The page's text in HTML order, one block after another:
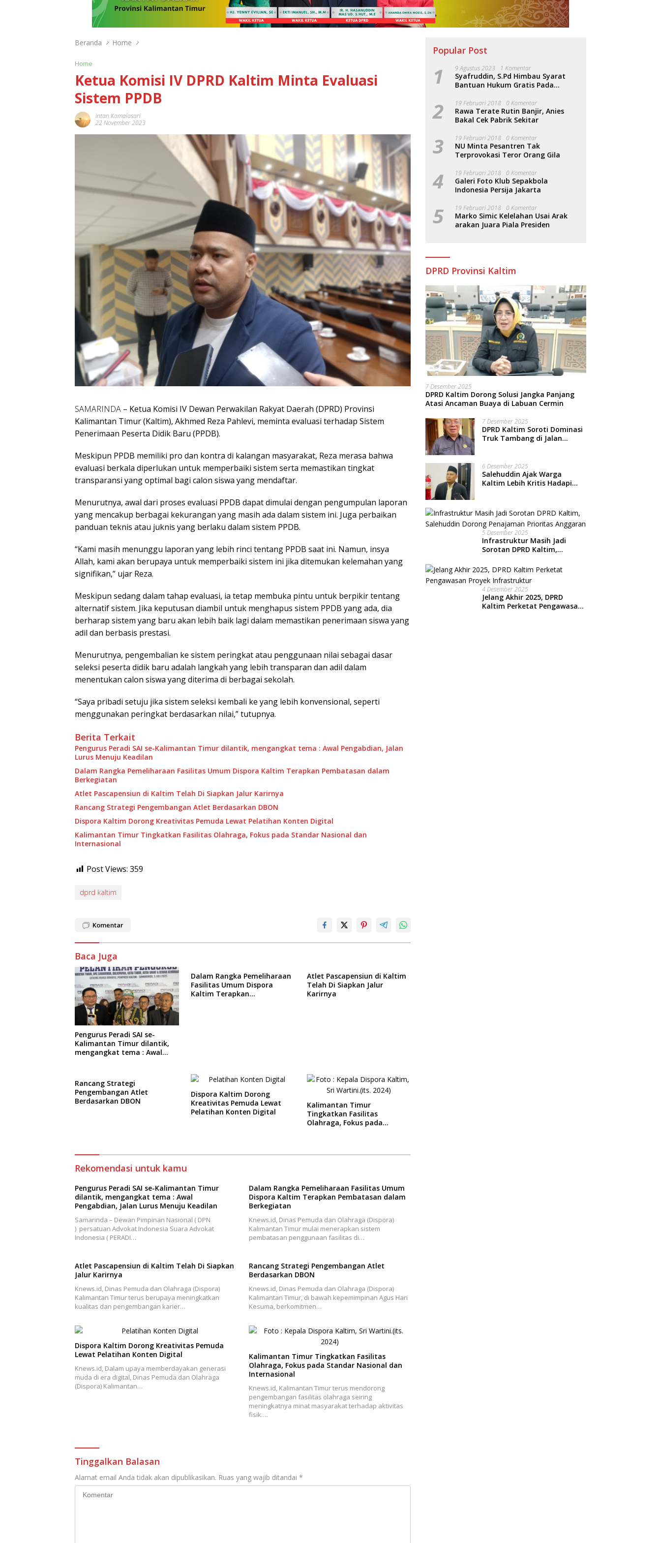
Beranda Home
Home
Ketua Komisi IV DPRD Kaltim Minta Evaluasi
Sistem PPDB
Intan Komalasari
22 November 2023
SAMARINDA – Ketua Komisi IV Dewan Perwakilan Rakyat Daerah (DPRD) Provinsi
Kalimantan Timur (Kaltim), Akhmed Reza Pahlevi, meminta evaluasi terhadap Sistem
Penerimaan Peserta Didik Baru (PPDB).
Meskipun PPDB memiliki pro dan kontra di kalangan masyarakat, Reza merasa bahwa
evaluasi berkala diperlukan untuk memperbaiki sistem serta memastikan tingkat
transparansi yang optimal bagi calon siswa yang mendaftar.
Menurutnya, awal dari proses evaluasi PPDB dapat dimulai dengan pengumpulan laporan
yang mencakup berbagai kekurangan yang masih ada dalam sistem ini. Juga perbaikan
panduan teknis atau juknis yang berlaku dalam sistem PPDB.
“Kami masih menunggu laporan yang lebih rinci tentang PPDB saat ini. Namun, insya
Allah, kami akan berupaya untuk memperbaiki sistem ini jika ditemukan kelemahan yang
signifikan,” ujar Reza.
Meskipun sedang dalam tahap evaluasi, ia tetap membuka pintu untuk berpikir tentang
alternatif sistem. Jika keputusan diambil untuk menghapus sistem PPDB yang ada, dia
berharap sistem yang baru akan lebih baik lagi dalam memastikan penerimaan siswa yang
adil dan berbasis prestasi.
Menurutnya, pengembalian ke sistem peringkat atau penggunaan nilai sebagai dasar
seleksi peserta didik baru adalah langkah yang lebih transparan dan adil dalam
menentukan calon siswa yang diterima di berbagai sekolah.
“Saya pribadi setuju jika sistem seleksi kembali ke yang lebih konvensional, seperti
menggunakan peringkat berdasarkan nilai,” tutupnya.
Berita Terkait
Pengurus Peradi SAI se-Kalimantan Timur dilantik, mengangkat tema : Awal Pengabdian, Jalan
Lurus Menuju Keadilan
Dalam Rangka Pemeliharaan Fasilitas Umum Dispora Kaltim Terapkan Pembatasan dalam
Berkegiatan
Atlet Pascapensiun di Kaltim Telah Di Siapkan Jalur Karirnya
Rancang Strategi Pengembangan Atlet Berdasarkan DBON
Dispora Kaltim Dorong Kreativitas Pemuda Lewat Pelatihan Konten Digital
Kalimantan Timur Tingkatkan Fasilitas Olahraga, Fokus pada Standar Nasional dan
Internasional
Post Views: 359
dprd kaltim
Komentar
Baca Juga
Pengurus Peradi SAI se-
Kalimantan Timur dilantik,
mengangkat tema : Awal
Dalam Rangka Pemeliharaan
Fasilitas Umum Dispora
Kaltim Terapkan
Atlet Pascapensiun di Kaltim
Telah Di Siapkan Jalur
Karirnya
Rancang Strategi
Pengembangan Atlet
Berdasarkan DBON
Dispora Kaltim Dorong
Kreativitas Pemuda Lewat
Pelatihan Konten Digital
Kalimantan Timur
Tingkatkan Fasilitas
Olahraga, Fokus pada
Rekomendasi untuk kamu
Pengurus Peradi SAI se-Kalimantan Timur
dilantik, mengangkat tema : Awal
Pengabdian, Jalan Lurus Menuju Keadilan
Samarinda – Dewan Pimpinan Nasional ( DPN
) persatuan Advokat Indonesia Suara Advokat
Indonesia ( PERADI…
Dalam Rangka Pemeliharaan Fasilitas Umum
Dispora Kaltim Terapkan Pembatasan dalam
Berkegiatan
Knews.id, Dinas Pemuda dan Olahraga (Dispora)
Kalimantan Timur mulai menerapkan sistem
pembatasan penggunaan fasilitas di…
Atlet Pascapensiun di Kaltim Telah Di Siapkan
Jalur Karirnya
Knews.id, Dinas Pemuda dan Olahraga (Dispora)
Kalimantan Timur terus berupaya meningkatkan
kualitas dan pengembangan karier…
Rancang Strategi Pengembangan Atlet
Berdasarkan DBON
Knews.id, Dinas Pemuda dan Olahraga (Dispora)
Kalimantan Timur, di bawah kepemimpinan Agus Hari
Kesuma, berkomitmen…
Dispora Kaltim Dorong Kreativitas Pemuda
Lewat Pelatihan Konten Digital
Knews.id, Dalam upaya memberdayakan generasi
muda di era digital, Dinas Pemuda dan Olahraga
(Dispora) Kalimantan…
Kalimantan Timur Tingkatkan Fasilitas
Olahraga, Fokus pada Standar Nasional dan
Internasional
Knews.id, Kalimantan Timur terus mendorong
pengembangan fasilitas olahraga seiring
meningkatnya minat masyarakat terhadap aktivitas
fisik….
Tinggalkan Balasan
Alamat email Anda tidak akan dipublikasikan. Ruas yang wajib ditandai *
Popular Post
1 9 Agustus 2023 1 Komentar
Syafruddin, S.Pd Himbau Syarat
Bantuan Hukum Gratis Pada
2 19 Februari 2018 0 Komentar
Rawa Terate Rutin Banjir, Anies
Bakal Cek Pabrik Sekitar
3 19 Februari 2018 0 Komentar
NU Minta Pesantren Tak
Terprovokasi Teror Orang Gila
4 19 Februari 2018 0 Komentar
Galeri Foto Klub Sepakbola
Indonesia Persija Jakarta
5 19 Februari 2018 0 Komentar
Marko Simic Kelelahan Usai Arak
arakan Juara Piala Presiden
DPRD Provinsi Kaltim
7 Desember 2025
DPRD Kaltim Dorong Solusi Jangka Panjang
Atasi Ancaman Buaya di Labuan Cermin
7 Desember 2025
DPRD Kaltim Soroti Dominasi
Truk Tambang di Jalan
6 Desember 2025
Salehuddin Ajak Warga
Kaltim Lebih Kritis Hadapi
5 Desember 2025
Infrastruktur Masih Jadi
Sorotan DPRD Kaltim,
Penajaman Prioritas
Anggaran
4 Desember 2025
Jelang Akhir 2025, DPRD
Kaltim Perketat Pengawasan